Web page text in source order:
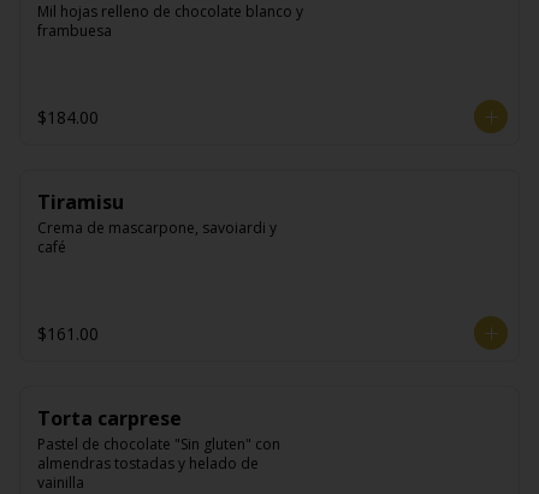
Mil hojas relleno de chocolate blanco y
frambuesa
$184.00
Tiramisu
Crema de mascarpone, savoiardi y
café
$161.00
Torta carprese
Pastel de chocolate "Sin gluten" con
almendras tostadas y helado de
vainilla